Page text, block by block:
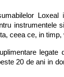
instrumentele
ceea ce, in
20 de ani in